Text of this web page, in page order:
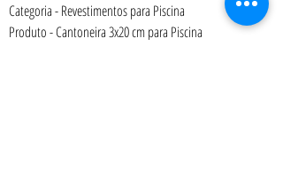
Categoria - Revestimentos para Piscina
Produto - Cantoneira 3x20 cm para Piscina